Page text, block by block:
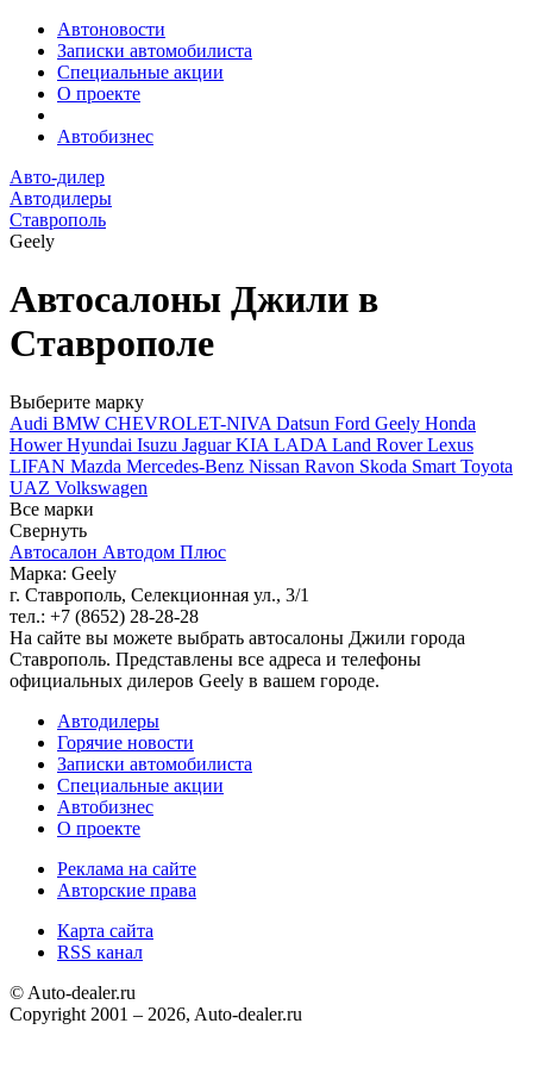
Автоновости
Записки автомобилиста
Специальные акции
О проекте
Автобизнес
Авто-дилер
Автодилеры
Ставрополь
Geely
Автосалоны Джили в
Ставрополе
Выберите марку
Audi BMW CHEVROLET-NIVA Datsun Ford Geely Honda
HowerHyundai Isuzu JaguarKIA LADA Land RoverLexus
LIFAN Mazda Mercedes-Benz Nissan Ravon Skoda Smart Toyota
UAZ Volkswagen
Все марки
Свернуть
Автосалон Автодом Плюс
Марка: Geely
г. Ставрополь, Селекционная ул., 3/1
тел.: +7 (8652) 28-28-28
На сайте вы можете выбрать автосалоны Джили города
Ставрополь. Представлены все адреса и телефоны
официальных дилеров Geely в вашем городе.
Автодилеры
Горячие новости
Записки автомобилиста
Специальные акции
Автобизнес
О проекте
Реклама на сайте
Авторские права
Карта сайта
RSS канал
© Auto-dealer.ru
Copyright 2001 – 2026, Auto-dealer.ru